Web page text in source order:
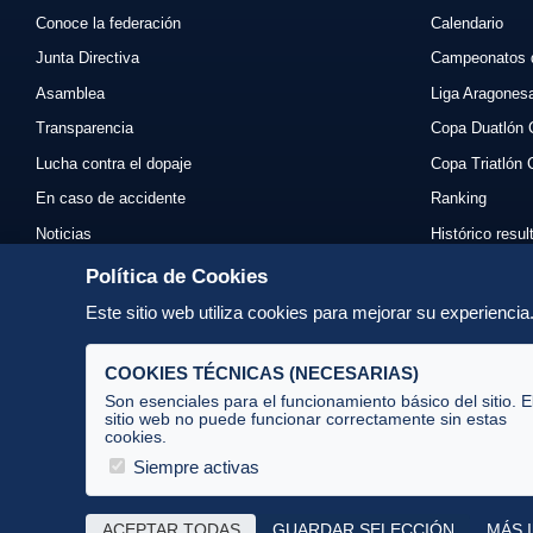
Conoce la federación
Junta Directiva
Asamblea
Transparencia
Lucha contra el dopaje
En caso de accidente
Noticias
Eventos
Enlaces
Calendario
Campeonatos
Liga
Copa Duatlón
Copa Triatlón
Ranking
Histórico
Normativas
Av. José Atarés 101, semisótano. 50018 Zaragoza
976 516 083 ·federacion@triatlonaragon.org
Política de Cookies
Este sitio web utiliza cookies para mejorar su
COOKIES TÉCNICAS (NECESARIAS)
Son esenciales para el funcionamiento básico del sitio. El
sitio web no puede funcionar correctamente sin estas
cookies.
Siempre activas